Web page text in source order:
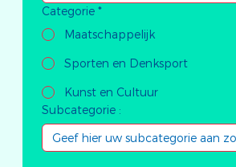
Categorie *
Maatschappelijk
Sporten en Denksport
Kunst en Cultuur
Subcategorie :